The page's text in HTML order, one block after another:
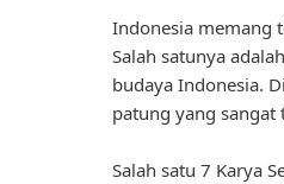
Indonesia memang
Salah satunya
budaya Indonesia.
patung yang
Salah satu 7 Karya